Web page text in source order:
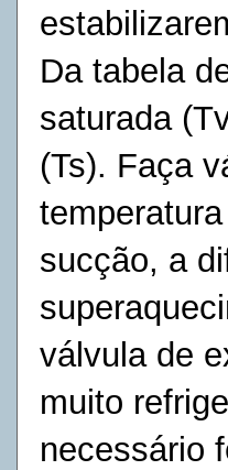
Da tabela
saturada
(Ts). Faça
sucção, a
válvula de
muito
necessário